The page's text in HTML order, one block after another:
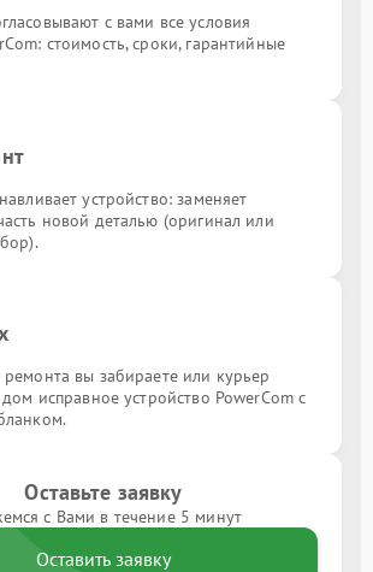
с вами все условия
стоимость, сроки, гарантийные
устройство: заменяет
новой деталью (оригинал или
вы забираете или курьер
исправное устройство PowerCom с
Оставьте заявку
с Вами в течение 5 минут
Оставить заявку